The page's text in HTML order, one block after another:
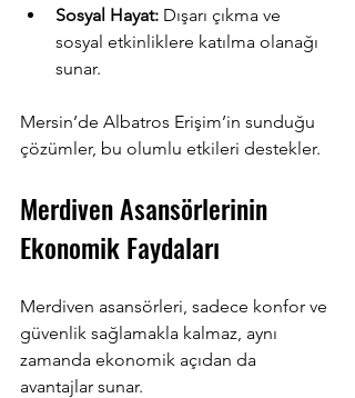
Sosyal Hayat: Dışarı çıkma ve
sosyal etkinliklere katılma olanağı
sunar.
Mersin’de Albatros Erişim’in sunduğu
çözümler, bu olumlu etkileri destekler.
Merdiven Asansörlerinin
Ekonomik Faydaları
Merdiven asansörleri, sadece konfor ve
güvenlik sağlamakla kalmaz, aynı
zamanda ekonomik açıdan da
avantajlar sunar.